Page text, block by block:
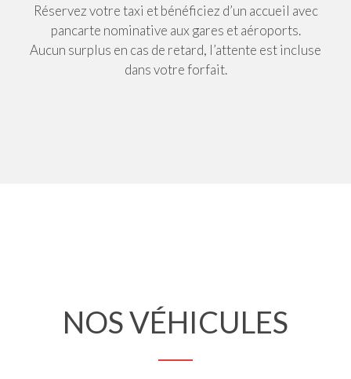
Réservez votre taxi et bénéficiez d’un accueil avec
pancarte nominative aux gares et aéroports.
Aucun surplus en cas de retard, l’attente est incluse
dans votre forfait.
NOSVÉHICULES